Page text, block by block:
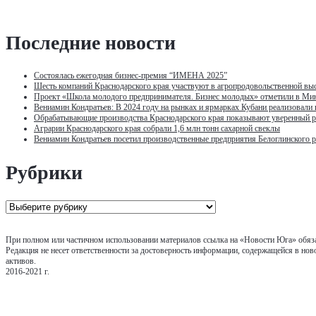
Последние новости
Состоялась ежегодная бизнес-премия “ИМЕНА 2025”
Шесть компаний Краснодарского края участвуют в агропродовольственной
Проект «Школа молодого предпринимателя. Бизнес молодых» отметили в
Вениамин Кондратьев: В 2024 году на рынках и ярмарках Кубани
Обрабатывающие производства Краснодарского края показывают уверенный
Аграрии Краснодарского края собрали 1,6 млн тонн сахарной свеклы
Вениамин Кондратьев посетил производственные предприятия Белоглинского
Рубрики
Рубрики
При полном или частичном использовании материалов ссылка на «Новости Юга»
Редакция не несет ответственности за достоверность информации, содержащейся в
активов.
2016-2021 г.